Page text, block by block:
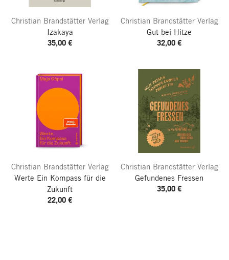
Christian Brandstätter Verlag
Izakaya
35,00 €
Christian Brandstätter Verlag
Gut bei Hitze
32,00 €
Christian Brandstätter Verlag
Werte Ein Kompass für die
Zukunft
22,00 €
Christian Brandstätter Verlag
Gefundenes Fressen
35,00 €